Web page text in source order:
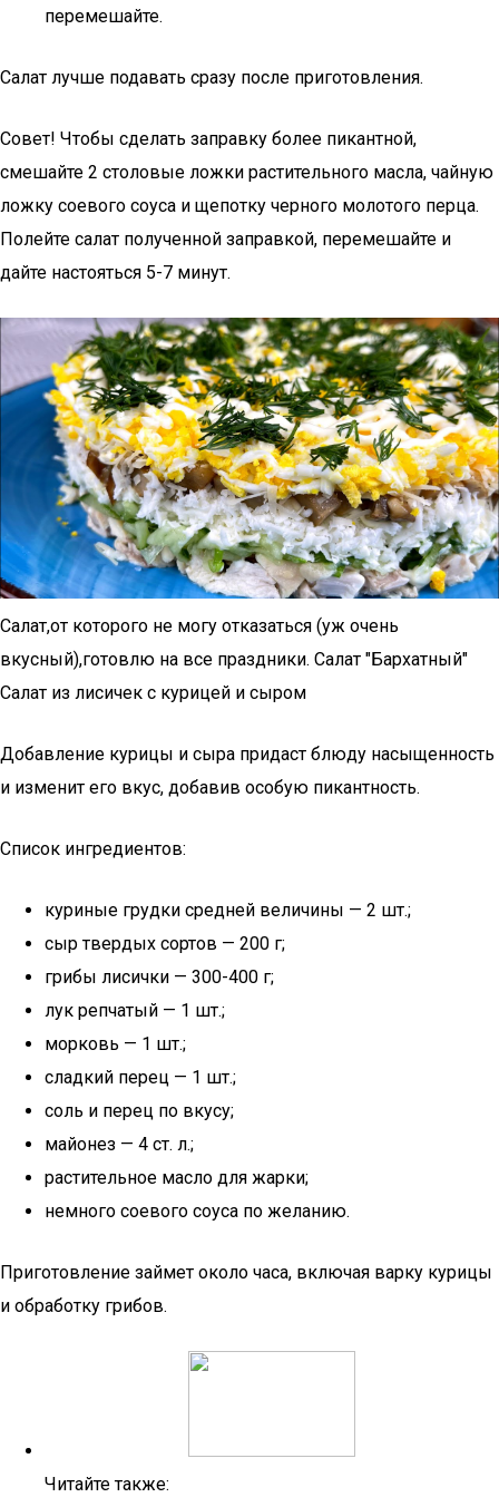
перемешайте.
Салат лучше подавать сразу после приготовления.
Совет! Чтобы сделать заправку более пикантной,
смешайте 2 столовые ложки растительного масла, чайную
ложку соевого соуса и щепотку черного молотого перца.
Полейте салат полученной заправкой, перемешайте и
дайте настояться 5-7 минут.
Салат,от которого не могу отказаться (уж очень
вкусный),готовлю на все праздники. Салат "Бархатный"
Салат из лисичек с курицей и сыром
Добавление курицы и сыра придаст блюду насыщенность
и изменит его вкус, добавив особую пикантность.
Список ингредиентов:
куриные грудки средней величины — 2 шт.;
сыр твердых сортов — 200 г;
грибы лисички — 300-400 г;
лук репчатый — 1 шт.;
морковь — 1 шт.;
сладкий перец — 1 шт.;
соль и перец по вкусу;
майонез — 4 ст. л.;
растительное масло для жарки;
немного соевого соуса по желанию.
Приготовление займет около часа, включая варку курицы
и обработку грибов.
Читайте также: